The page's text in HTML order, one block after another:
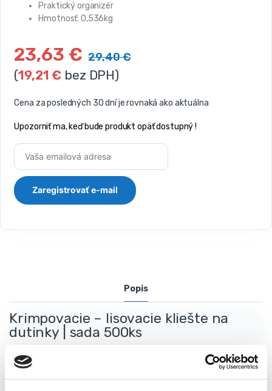
Praktický organizér
Hmotnosť: 0,536kg
23,63 € 29,40€
(19,21€ bez DPH)
Cena za posledných 30 dní je rovnaká ako aktuálna
Upozorniť ma, keď bude produkt opäť dostupný !
Popis
Krimpovacie – lisovacie kliešte na
dutinky | sada 500ks
Veľký rozsah
– krimpovací nástroj s dutinkami má veľký rozsah